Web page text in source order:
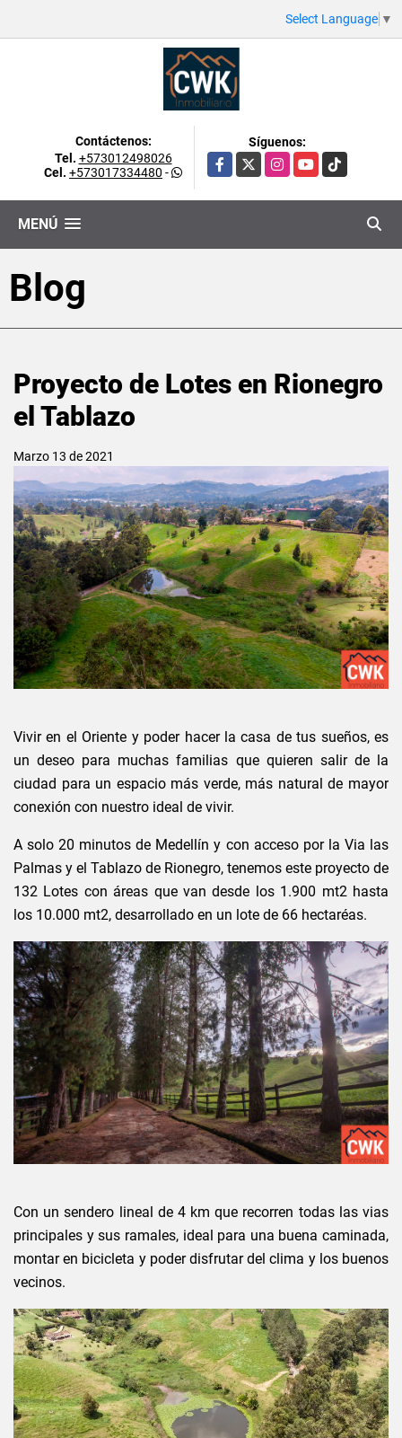
Select Language ▼
Contáctenos:
Tel. +573012498026
Cel. +573017334480 -
Síguenos:
Facebook
X InstagramYouTubeTikTok
MENÚ
Blog
Proyecto de Lotes en Rionegro
el Tablazo
Marzo 13 de 2021
Vivir en el Oriente y poder hacer la casa de tus sueños, es
un deseo para muchas familias que quieren salir de la
ciudad para un espacio más verde, más natural de mayor
conexión con nuestro ideal de vivir.
A solo 20 minutos de Medellín y con acceso por la Via las
Palmas y el Tablazo de Rionegro, tenemos este proyecto de
132 Lotes con áreas que van desde los 1.900 mt2 hasta
los 10.000 mt2, desarrollado en un lote de 66 hectaréas.
Con un sendero lineal de 4 km que recorren todas las vias
principales y sus ramales, ideal para una buena caminada,
montar en bicicleta y poder disfrutar del clima y los buenos
vecinos.